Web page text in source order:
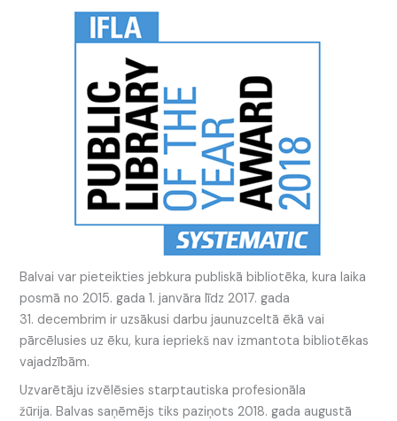
Balvai var pieteikties jebkura publiskā bibliotēka, kura laika
posmā no 2015. gada 1. janvāra līdz 2017. gada
31. decembrim ir uzsākusi darbu jaunuzceltā ēkā vai
pārcēlusies uz ēku, kura iepriekš nav izmantota bibliotēkas
vajadzībām.
Uzvarētāju izvēlēsies starptautiska profesionāla
žūrija. Balvas saņēmējs tiks paziņots 2018.­ gada augustā